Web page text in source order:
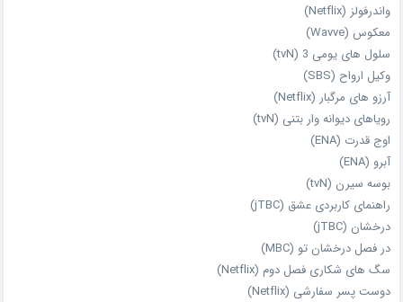
واندرفولز (Netflix)
معکوس (Wavve)
سلول های یومی 3 (tvN)
وکیل ارواح (SBS)
آرزو های مرگبار (Netflix)
رویاهای دیوانه‌ وار بتنی (tvN)
اوج قدرت (ENA)
آبرو (ENA)
بوسه سیرن (tvN)
راهنمای کاربردی عشق (jTBC)
درخشان (jTBC)
در فصل درخشان تو (MBC)
سگ های شکاری فصل دوم (Netflix)
دوست‌ پسر سفارشی (Netflix)